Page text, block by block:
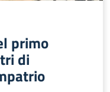
primo
di